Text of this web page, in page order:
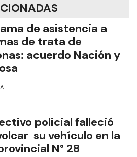
de asistencia a
de trata de
acuerdo Nación y
policial falleció
su vehículo en la
N° 28